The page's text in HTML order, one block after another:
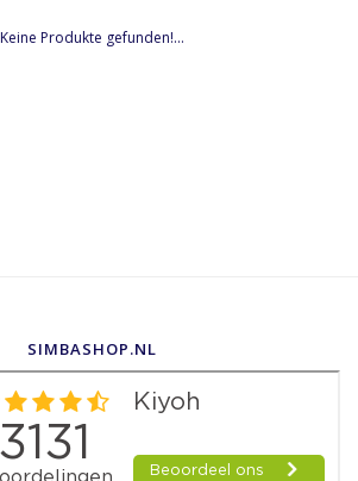
Keine Produkte gefunden!...
SIMBASHOP.NL